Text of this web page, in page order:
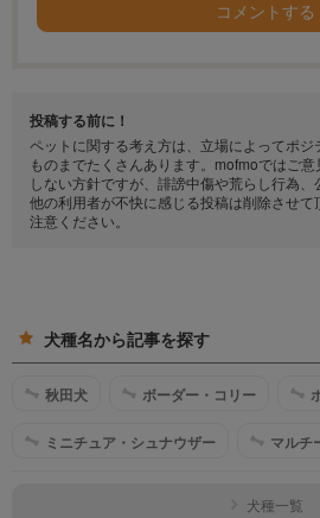
コメントする
投稿する前に！
ペットに関する考え方は、立場によってポ
ものまでたくさんあります。mofmoではご
しない方針ですが、誹謗中傷や荒らし行為、
他の利用者が不快に感じる投稿は削除させ
注意ください。
犬種名から記事を探す
秋田犬 ボーダー・コリー
ミニチュア・シュナウザー マルチ
犬種一覧